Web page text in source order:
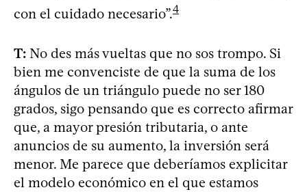
con el cuidado necesario”.4
T: No des más vueltas que no sos trompo. Si
bien me convenciste de que la suma de los
ángulos de un triángulo puede no ser 180
grados, sigo pensando que es correcto afirmar
que, a mayor presión tributaria, o ante
anuncios de su aumento, la inversión será
menor. Me parece que deberíamos explicitar
el modelo económico en el que estamos